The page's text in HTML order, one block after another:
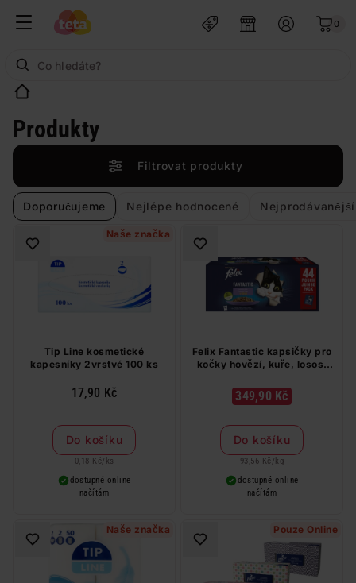
0
Produkty
Filtrovat produkty
Doporučujeme Nejlépe hodnocené Nejprodávanější
Naše značka
Tip Line kosmetické
kapesníky 2vrstvé 100 ks
17,90 Kč
Do košíku
0,18 Kč/ ks
dostupné online
načítám
Felix Fantastic kapsičky pro
kočky hovězí, kuře, losos,
349,90 Kč
Do košíku
93,56 Kč / kg
dostupné online
načítám
Naše značka Pouze Online